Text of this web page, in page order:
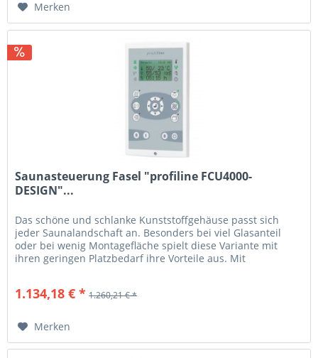
Merken
Saunasteuerung Fasel "profiline FCU4000-
DESIGN"...
Das schöne und schlanke Kunststoffgehäuse passt sich
jeder Saunalandschaft an. Besonders bei viel Glasanteil
oder bei wenig Montagefläche spielt diese Variante mit
ihren geringen Platzbedarf ihre Vorteile aus. Mit
1.134,18 € * 1.260,21 € *
Merken